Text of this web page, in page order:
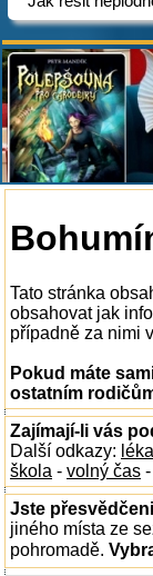
Tato stránka
obsahovat jak
případně za nimi
Pokud máte
ostatním
Zajímají-li vás
Další odkazy:
škola - volný čas -
Jste
jiného místa ze
pohromadě.